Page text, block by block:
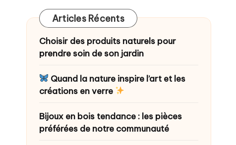
Articles Récents
Choisir des produits naturels pour
prendre soin de son jardin
Quand la nature inspire l’art et les
créations en verre
Bijoux en bois tendance : les pièces
préférées de notre communauté